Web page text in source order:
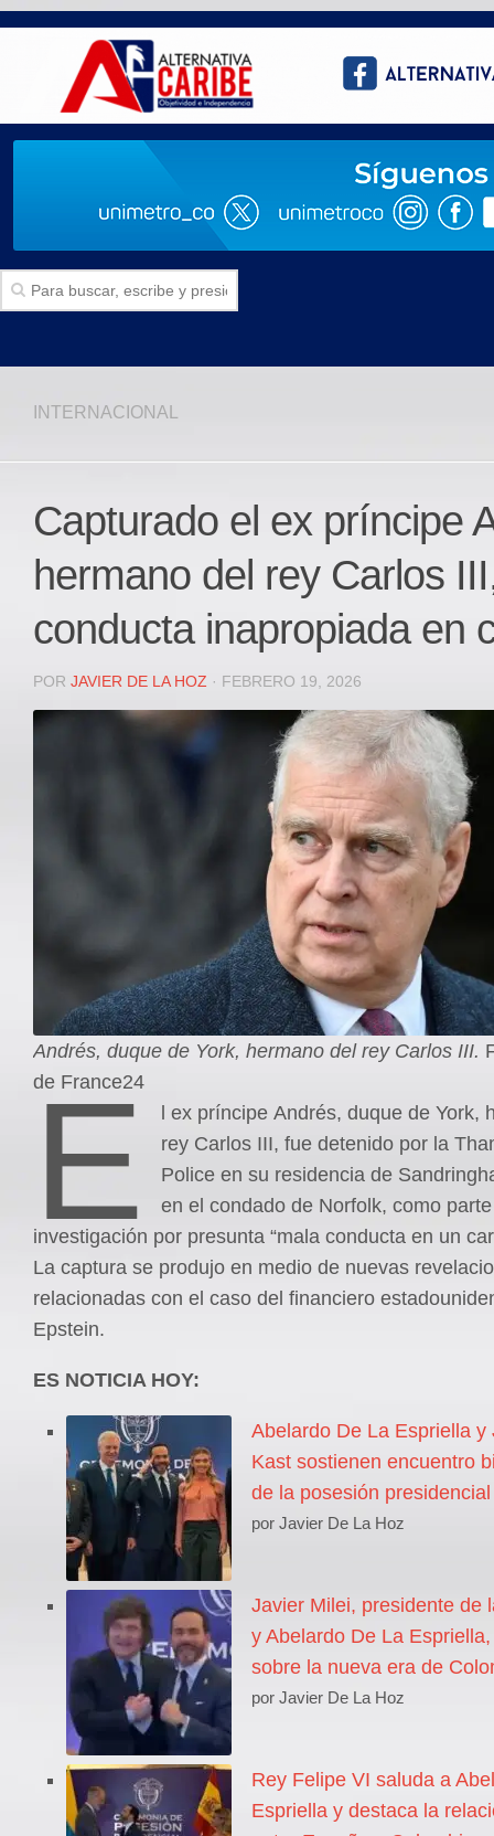
Politica
Deportes
JUDICIAL
REGIONAL
DEPARTAMENTAL
Internacional
INTERNACIONAL
Capturado el ex príncipe
hermano del rey Carlos
conducta inapropiada en
POR JAVIER DE LA HOZ · FEBRERO 19, 2026
Andrés, duque de York, hermano del rey Carlos III.
de France24
E
l ex príncipe Andrés, duque de York,
rey Carlos III, fue detenido por la
Police en su residencia de
en el condado de Norfolk, como
investigación por presunta “mala conducta en un
La captura se produjo en medio de nuevas
relacionadas con el caso del financiero
Epstein.
ES NOTICIA HOY:
Abelardo De La Espriella y
Kast sostienen encuentro
de la posesión presidencial
por Javier De La Hoz
Javier Milei, presidente de
y Abelardo De La
sobre la nueva era de
por Javier De La Hoz
Rey Felipe VI saluda a
Espriella y destaca la